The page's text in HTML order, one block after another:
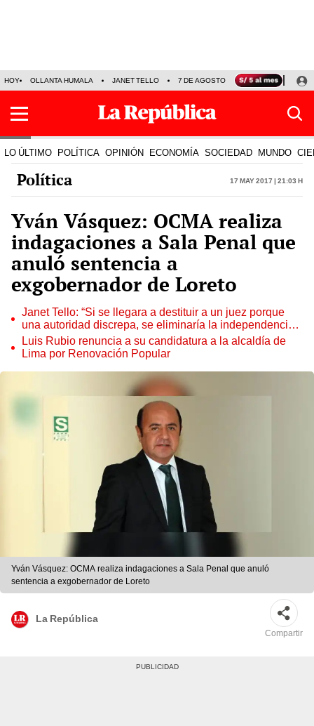
HOY OLLANTA HUMALA JANET TELLO 7 DE AGOSTO TINKA RESULTADOS
LO ÚLTIMO POLÍTICA OPINIÓN ECONOMÍA SOCIEDAD MUNDO
Política 17 May 2017 | 21:03 h
Yván Vásquez: OCMA realiza
indagaciones a Sala Penal que
anuló sentencia a
exgobernador de Loreto
Janet Tello: “Si se llegara a destituir a un juez porque
una autoridad discrepa, se eliminaría la independencia
judicial”
Luis Rubio renuncia a su candidatura a la alcaldía de
Lima por Renovación Popular
Yván Vásquez: OCMA realiza indagaciones a Sala Penal que anuló
sentencia a exgobernador de Loreto
La República
Compartir